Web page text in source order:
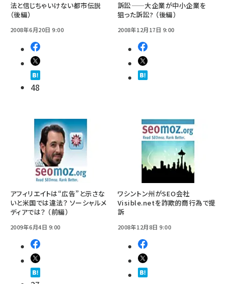
法と信じちゃいけない都市伝説
（後編）
2008年6月20日 9:00
48
訴訟——大企業が中小企業を
狙った訴訟? （後編）
2008年12月17日 9:00
アフィリエイトは“広告”と示さな
いと米国では違法？ ソーシャルメ
ディアでは？ （前編）
2009年6月4日 9:00
ワシントン州がSEO会社
Visible.netを詐欺的商行為で提
訴
2008年12月8日 9:00